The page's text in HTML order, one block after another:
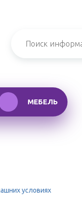
МЕБЕЛЬ
условиях